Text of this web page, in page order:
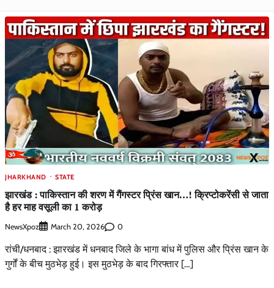
JHARKHAND STATE
झारखंड : पाकिस्तान की शरण में गैंगस्टर प्रिंस खान…! क्रिप्टोकरेंसी से जाता
है हर माह वसूली का 1 करोड़
NewsXpoz March 20, 2026 0
रांची/धनबाद : झारखंड में धनबाद जिले के भागा बांध में पुलिस और प्रिंस खान के
गुर्गों के बीच मुठभेड़ हुई। इस मुठभेड़ के बाद गिरफ्तार […]